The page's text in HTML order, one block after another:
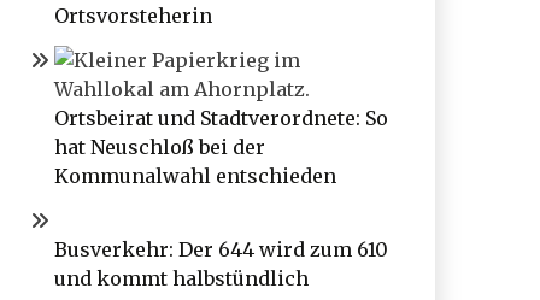
Ortsvorsteherin
Ortsbeirat und Stadtverordnete: So
hat Neuschloß bei der
Kommunalwahl entschieden
Busverkehr: Der 644 wird zum 610
und kommt halbstündlich